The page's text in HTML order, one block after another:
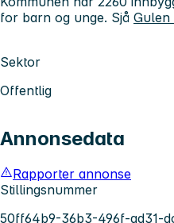
for barn og unge. Sjå Gulen
Sektor
Offentlig
Annonsedata
Rapporter annonse
Stillingsnummer
50ff64b9-36b3-496f-ad31-